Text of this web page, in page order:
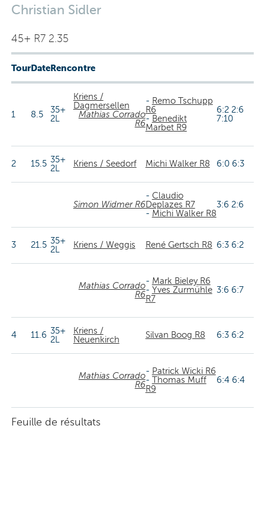
Christian Sidler
45+ R7 2.35
TourDateRencontre
1 8.5
35+
2L
Kriens /
Dagmersellen
Mathias Corrado
R6
- Remo Tschupp
R6
- Benedikt
Marbet R9
6:2 2:6
7:10
2 15.5 35+
2L
Kriens / Seedorf Michi Walker R8 6:0 6:3
Simon Widmer R6
- Claudio
Deplazes R7
- Michi Walker R8
3:6 2:6
3 21.5 35+
2L
Kriens / Weggis René Gertsch R8 6:3 6:2
Mathias Corrado
R6
- Mark Bieley R6
- Yves Zurmühle
R7
3:6 6:7
4 11.6 35+
2L
Kriens /
Neuenkirch
Silvan Boog R8 6:3 6:2
Mathias Corrado
R6
- Patrick Wicki R6
- Thomas Muff
R9
6:4 6:4
Feuille de résultats